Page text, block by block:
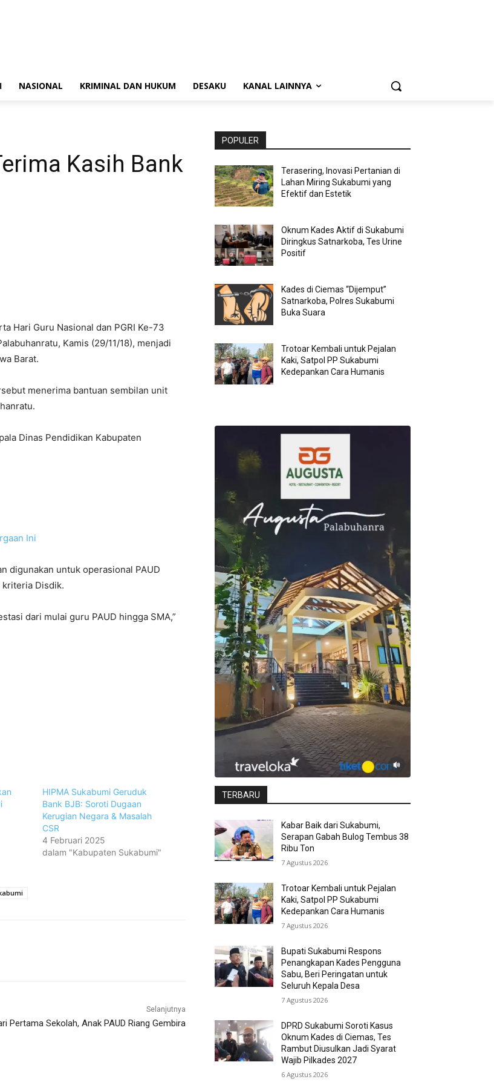
NASIONAL KRIMINAL DAN HUKUM DESAKU KANAL LAINNYA
Kasih Bank
Hari Guru Nasional dan PGRI Ke-73
Kamis (29/11/18), menjadi
Barat.
menerima bantuan sembilan unit
Dinas Pendidikan Kabupaten
Ini
digunakan untuk operasional PAUD
kriteria Disdik.
dari mulai guru PAUD hingga SMA,”
HIPMA Sukabumi Geruduk
Bank BJB: Soroti Dugaan
Kerugian Negara & Masalah
CSR
4 Februari 2025
dalam "Kabupaten Sukabumi"
Selanjutnya
Pertama Sekolah, Anak PAUD Riang Gembira
POPULER
Terasering, Inovasi Pertanian di
Lahan Miring Sukabumi yang
Efektif dan Estetik
Oknum Kades Aktif di Sukabumi
Diringkus Satnarkoba, Tes Urine
Positif
Kades di Ciemas “Dijemput”
Satnarkoba, Polres Sukabumi
Buka Suara
Trotoar Kembali untuk Pejalan
Kaki, Satpol PP Sukabumi
Kedepankan Cara Humanis
TERBARU
Kabar Baik dari Sukabumi,
Serapan Gabah Bulog Tembus 38
Ribu Ton
7 Agustus 2026
Trotoar Kembali untuk Pejalan
Kaki, Satpol PP Sukabumi
Kedepankan Cara Humanis
7 Agustus 2026
Bupati Sukabumi Respons
Penangkapan Kades Pengguna
Sabu, Beri Peringatan untuk
Seluruh Kepala Desa
7 Agustus 2026
DPRD Sukabumi Soroti Kasus
Oknum Kades di Ciemas, Tes
Rambut Diusulkan Jadi Syarat
Wajib Pilkades 2027
6 Agustus 2026